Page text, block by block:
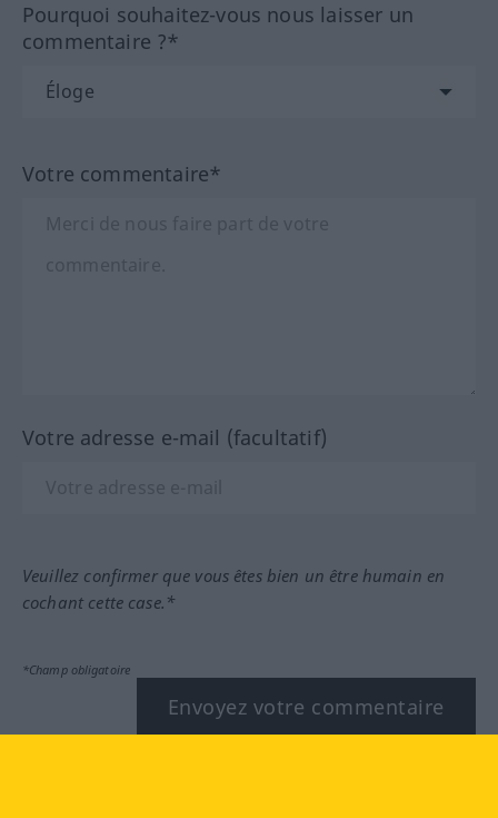
Pourquoi souhaitez-vous nous laisser un
commentaire ?*
Votre commentaire*
Votre adresse e-mail (facultatif)
Veuillez confirmer que vous êtes bien un être humain en
cochant cette case.*
*Champ obligatoire
Envoyez votre commentaire